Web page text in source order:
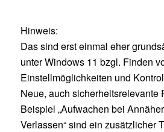
Hinweis:
Das sind erst einmal eher
unter Windows 11 bzgl. Finden
Einstellmöglichkeiten und
Neue, auch sicherheitsrelevante
Beispiel „Aufwachen bei
Verlassen“ sind ein zusätzlicher